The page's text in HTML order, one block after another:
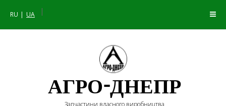
RU UA |
АГРО-ДНЕПР
Запчастини власного виробництва